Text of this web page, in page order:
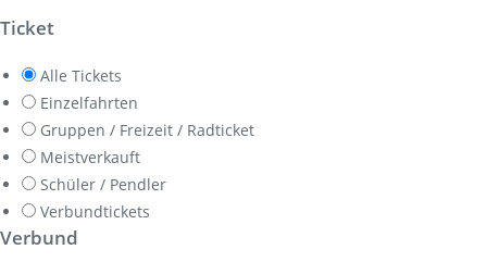
Ticket
Alle Tickets
Einzelfahrten
Gruppen / Freizeit / Radticket
Meistverkauft
Schüler / Pendler
Verbundtickets
Verbund